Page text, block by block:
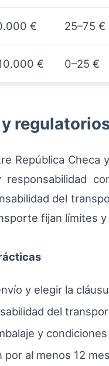
€ 25–75 €
€ 0–25 €
República Checa
del
fijan límites
y elegir la
del
y
al menos 12